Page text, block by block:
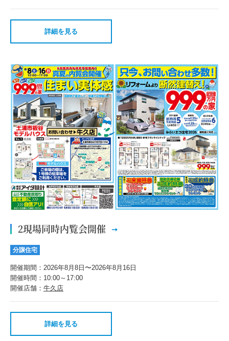
詳細を見る
2現場同時内覧会開催
分譲住宅
開催期間：2026年8月8日〜2026年8月16日
開催時間：10:00～17:00
開催店舗： 牛久店
詳細を見る